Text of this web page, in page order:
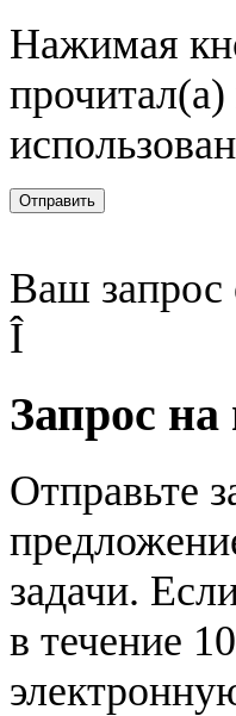
Нажимая
Отправить
Ваш запрос
Î
Запрос
Отправьте
задачи.
в течение